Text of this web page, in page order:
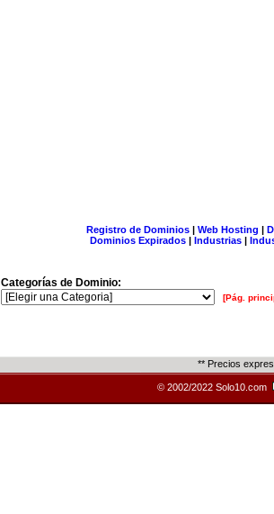
Registro de Dominios| Web Hosting |
Dominios Expirados | Industrias |
Categorías de Dominio:
[Pág.
** Precios
© 2002/2022 Solo10.com